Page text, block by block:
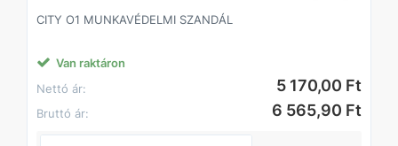
CITY O1 MUNKAVÉDELMI SZANDÁL
Van raktáron
Nettó ár:
5 170,00 Ft
Bruttó ár: 6 565,90 Ft